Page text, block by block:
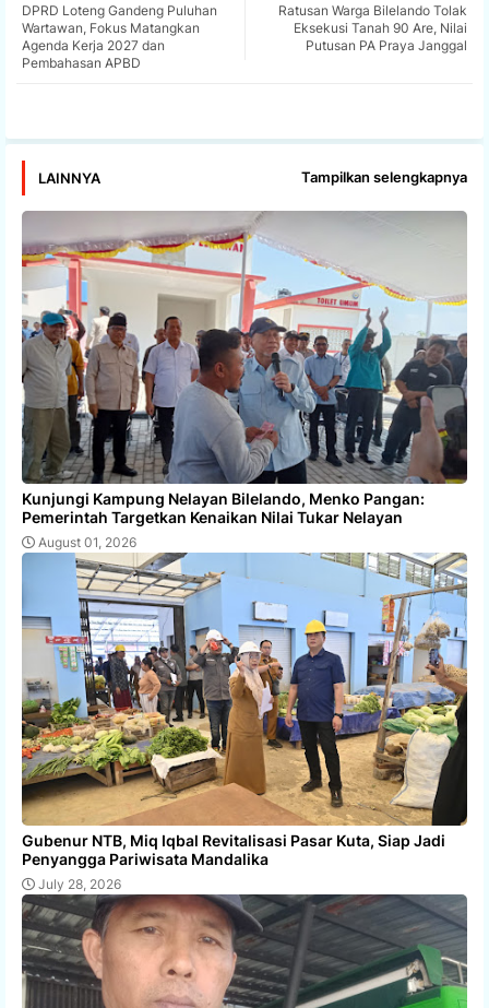
ats
Ratusan Warga Bilelando Tolak
Eksekusi Tanah 90 Are, Nilai
Putusan PA Praya Janggal
DPRD Loteng Gandeng Puluhan
Wartawan, Fokus Matangkan
Agenda Kerja 2027 dan
Pembahasan APBD
LAINNYA Tampilkan selengkapnya
Kunjungi Kampung Nelayan Bilelando, Menko Pangan:
Pemerintah Targetkan Kenaikan Nilai Tukar Nelayan
August 01, 2026
Gubenur NTB, Miq Iqbal Revitalisasi Pasar Kuta, Siap Jadi
Penyangga Pariwisata Mandalika
July 28, 2026